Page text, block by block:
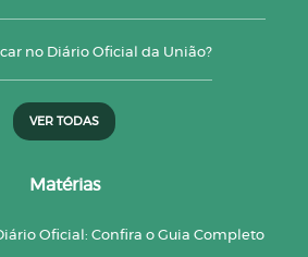
no Diário Oficial da União?
VER TODAS
Matérias
Oficial: Confira o Guia Completo